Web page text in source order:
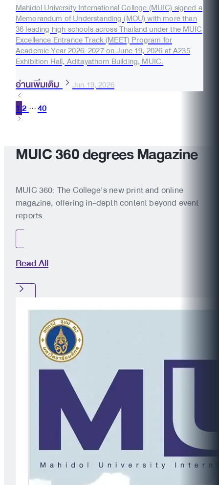
Mahidol University International College (MUIC) signed a
Memorandum of Understanding (MOU) with more than
36 leading high schools across Thailand under the MUIC
Excellence Entrance Track (MEET) Program for
Academic Year 2026–2027 on June 19, 2026 at A235
Exhibition Hall, Aditayathorn Building, MUIC.
อ่านเพิ่มเติม Jun 19, 2026
12 ··· 40
MUIC 360 degrees Magazine
MUIC 360: The College's new print and online
magazine, offering in-depth content beyond event
reports.
Read All